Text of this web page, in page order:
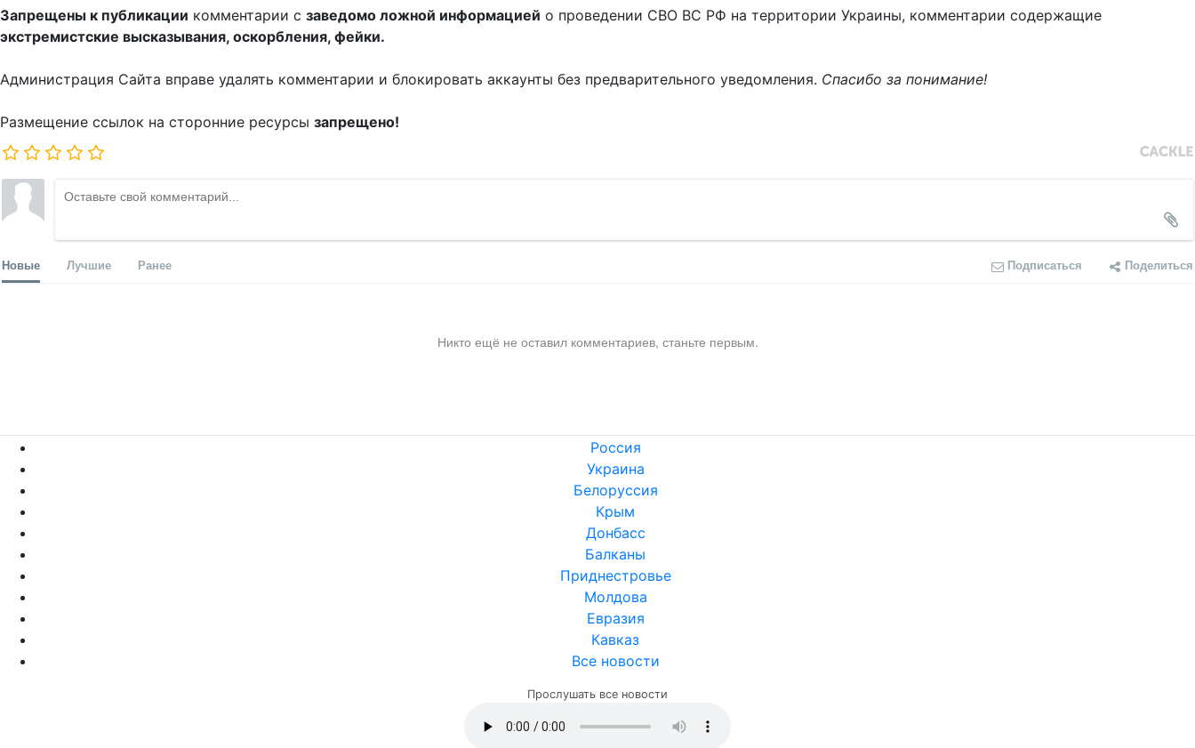
Запрещены к публикации комментарии с заведомо ложной информацией о проведении СВО ВС РФ на территории Украины, комментарии содержащие
экстремистские высказывания, оскорбления, фейки.
Администрация Сайта вправе удалять комментарии и блокировать аккаунты без предварительного уведомления. Спасибо за понимание!
Размещение ссылок на сторонние ресурсы запрещено!
Новые Лучшие Ранее Подписаться Поделиться
Никто ещё не оставил комментариев, станьте первым.
Россия
Украина
Белоруссия
Крым
Донбасс
Балканы
Приднестровье
Молдова
Евразия
Кавказ
Все новости
Прослушать все новости